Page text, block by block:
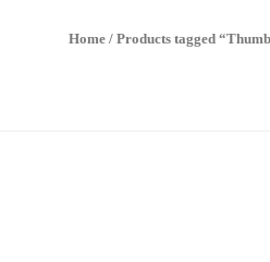
Home / Products tagged